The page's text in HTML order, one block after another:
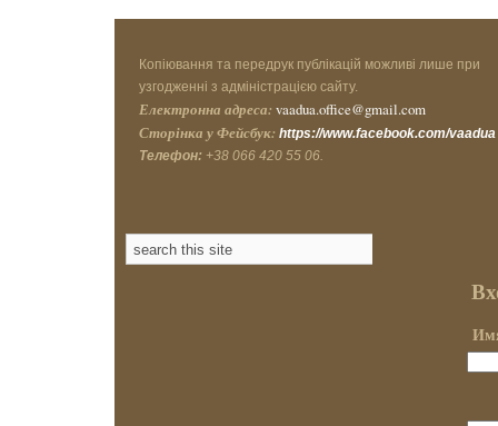
Копіювання та передрук публікацій можливі лише при
узгодженні з адміністрацією сайту.
Електронна адреса: vaadua.office@gmail.com
Сторінка у Фейсбук: https://www.facebook.com/vaadua
Телефон: +38 066 420 55 06.